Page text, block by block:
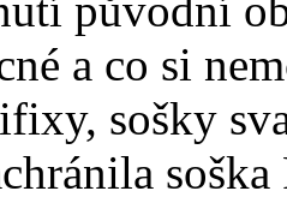
a co si
sošky